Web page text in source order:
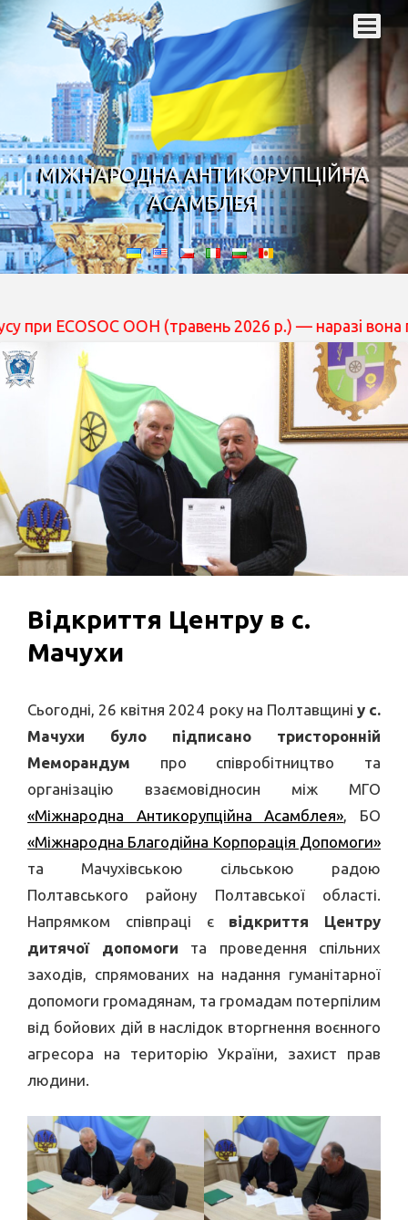
МІЖНАРОДНА АНТИКОРУПЦІЙНА
АСАМБЛЕЯ
ECOSOC ООН (травень 2026 р.) — наразі
Відкриття Центру в с.
Мачухи
Сьогодні, 26 квітня 2024 року на Полтавщині у с.
Мачухи було підписано тристоронній
Меморандум про співробітництво та
організацію взаємовідносин між МГО
«Міжнародна Антикорупційна Асамблея», БО
«Міжнародна Благодійна Корпорація Допомоги»
та Мачухівською сільською радою
Полтавського району Полтавської області.
Напрямком співпраці є відкриття Центру
дитячої допомоги та проведення спільних
заходів, спрямованих на надання гуманітарної
допомоги громадянам, та громадам потерпілим
від бойових дій в наслідок вторгнення воєнного
агресора на територію України, захист прав
людини.